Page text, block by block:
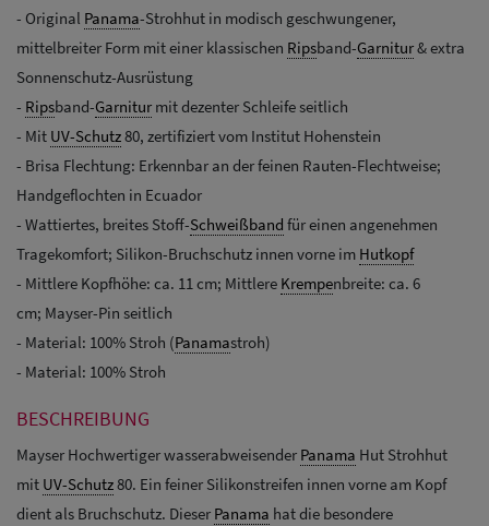
- Original Panama-Strohhut in modisch geschwungener,
mittelbreiter Form mit einer klassischen Ripsband-Garnitur& extra
Sonnenschutz-Ausrüstung
- Ripsband-Garnitur mit dezenter Schleife seitlich
- Mit UV-Schutz80, zertifiziert vom Institut Hohenstein
- Brisa Flechtung: Erkennbar an der feinen Rauten-Flechtweise;
Handgeflochten in Ecuador
- Wattiertes, breites Stoff-Schweißband für einen angenehmen
Tragekomfort; Silikon-Bruchschutz innen vorne im Hutkopf
- Mittlere Kopfhöhe: ca. 11 cm; Mittlere Krempenbreite: ca. 6
cm; Mayser-Pin seitlich
- Material: 100% Stroh (Panamastroh)
- Material: 100% Stroh
BESCHREIBUNG
Mayser Hochwertiger wasserabweisender Panama Hut Strohhut
mit UV-Schutz80. Ein feiner Silikonstreifen innen vorne am Kopf
dient als Bruchschutz. Dieser Panama hat die besondere